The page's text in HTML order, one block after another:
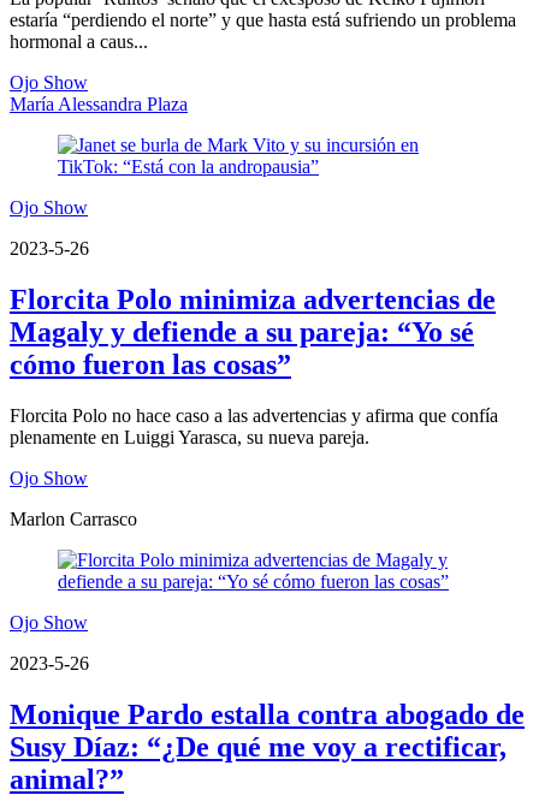
estaría “perdiendo el norte” y que hasta está sufriendo un problema
hormonal a caus...
Ojo Show
María Alessandra Plaza
Ojo Show
2023-5-26
Florcita Polo minimiza advertencias de
Magaly y defiende a su pareja: “Yo sé
cómo fueron las cosas”
Florcita Polo no hace caso a las advertencias y afirma que confía
plenamente en Luiggi Yarasca, su nueva pareja.
Ojo Show
Marlon Carrasco
Ojo Show
2023-5-26
Monique Pardo estalla contra abogado de
Susy Díaz: “¿De qué me voy a rectificar,
animal?”